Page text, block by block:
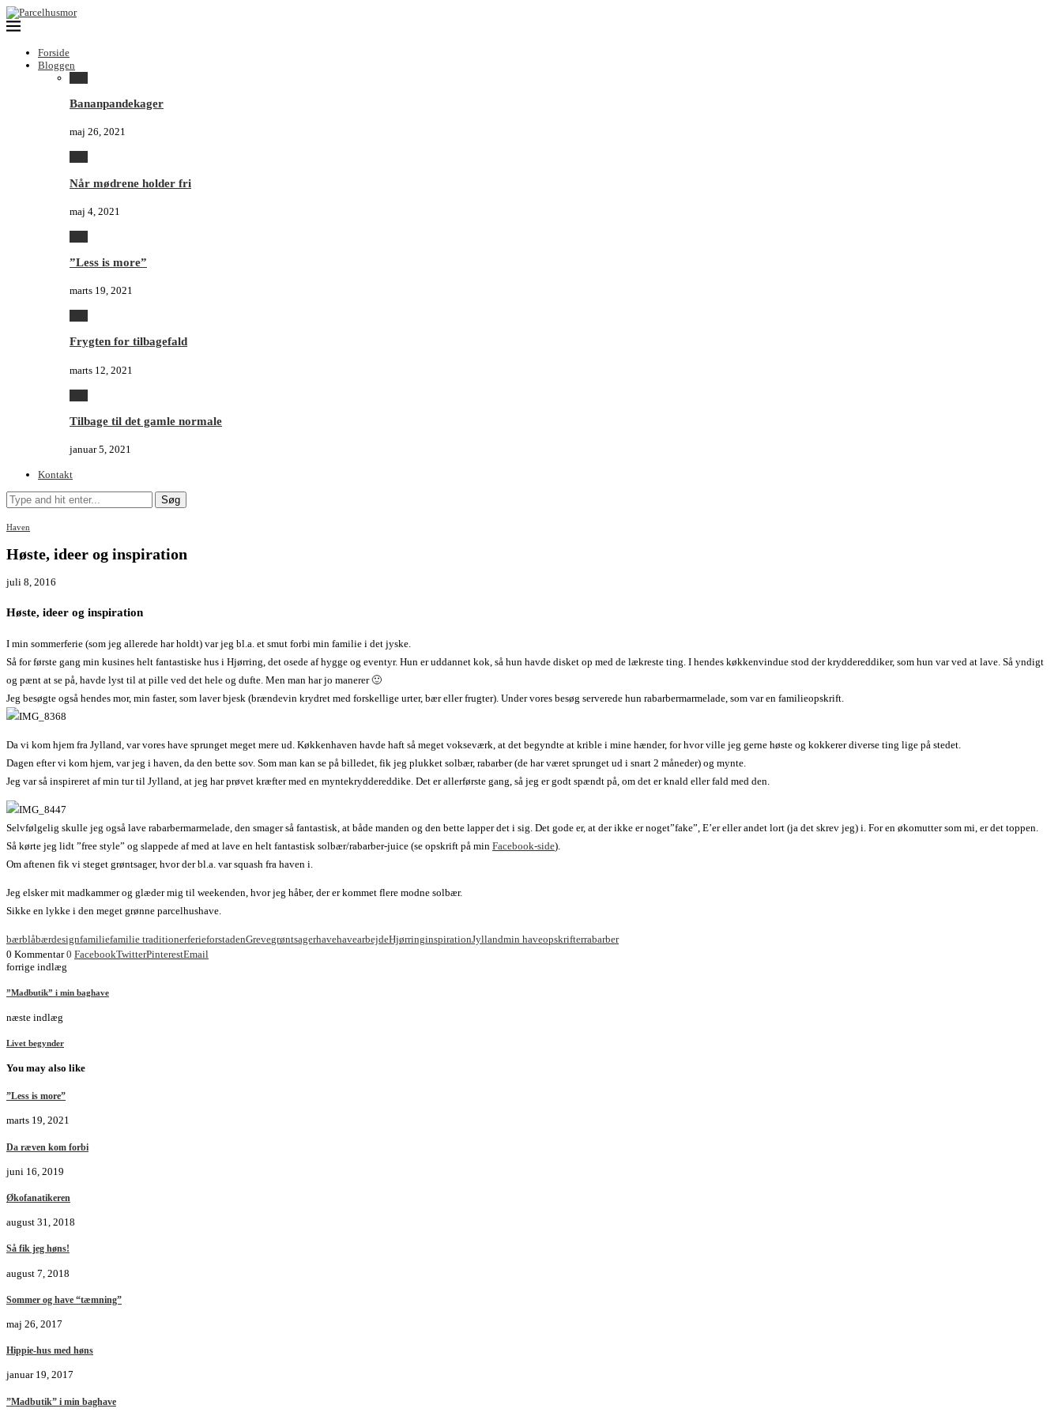
Forside
Bloggen
Bananpandekager
maj 26, 2021
Når mødrene holder fri
maj 4, 2021
”Less is more”
marts 19, 2021
Frygten for tilbagefald
marts 12, 2021
Tilbage til det gamle normale
januar 5, 2021
Kontakt
Søg
Haven
Høste, ideer og inspiration
juli 8, 2016
Høste, ideer og inspiration
I min sommerferie (som jeg allerede har holdt) var jeg bl.a. et smut forbi min familie i det jyske.
Så for første gang min kusines helt fantastiske hus i Hjørring, det osede af hygge og eventyr. Hun er uddannet kok, så hun havde disket op med de lækreste ting. I hendes køkkenvindue stod der kryddereddiker, som hun var ved at lave. Så yndigt
og pænt at se på, havde lyst til at pille ved det hele og dufte. Men man har jo manerer 🙂
Jeg besøgte også hendes mor, min faster, som laver bjesk (brændevin krydret med forskellige urter, bær eller frugter). Under vores besøg serverede hun rabarbermarmelade, som var en familieopskrift.
Da vi kom hjem fra Jylland, var vores have sprunget meget mere ud. Køkkenhaven havde haft så meget vokseværk, at det begyndte at krible i mine hænder, for hvor ville jeg gerne høste og kokkerer diverse ting lige på stedet.
Dagen efter vi kom hjem, var jeg i haven, da den bette sov. Som man kan se på billedet, fik jeg plukket solbær, rabarber (de har været sprunget ud i snart 2 måneder) og mynte.
Jeg var så inspireret af min tur til Jylland, at jeg har prøvet kræfter med en myntekryddereddike. Det er allerførste gang, så jeg er godt spændt på, om det er knald eller fald med den.
Selvfølgelig skulle jeg også lave rabarbermarmelade, den smager så fantastisk, at både manden og den bette lapper det i sig. Det gode er, at der ikke er noget”fake”, E’er eller andet lort (ja det skrev jeg) i. For en økomutter som mi, er det toppen.
Så kørte jeg lidt ”free style” og slappede af med at lave en helt fantastisk solbær/rabarber-juice (se opskrift på min Facebook-side).
Om aftenen fik vi steget grøntsager, hvor der bl.a. var squash fra haven i.
Jeg elsker mit madkammer og glæder mig til weekenden, hvor jeg håber, der er kommet flere modne solbær.
Sikke en lykke i den meget grønne parcelhushave.
bærblåbærdesignfamiliefamilie traditionerferieforstadenGrevegrøntsagerhavehavearbejdeHjørringinspirationJyllandmin haveopskrifterrabarber
0 Kommentar 0 FacebookTwitterPinterestEmail
forrige indlæg
”Madbutik” i min baghave
næste indlæg
Livet begynder
You may also like
”Less is more”
marts 19, 2021
Da ræven kom forbi
juni 16, 2019
Økofanatikeren
august 31, 2018
Så fik jeg høns!
august 7, 2018
Sommer og have “tæmning”
maj 26, 2017
Hippie-hus med høns
januar 19, 2017
”Madbutik” i min baghave